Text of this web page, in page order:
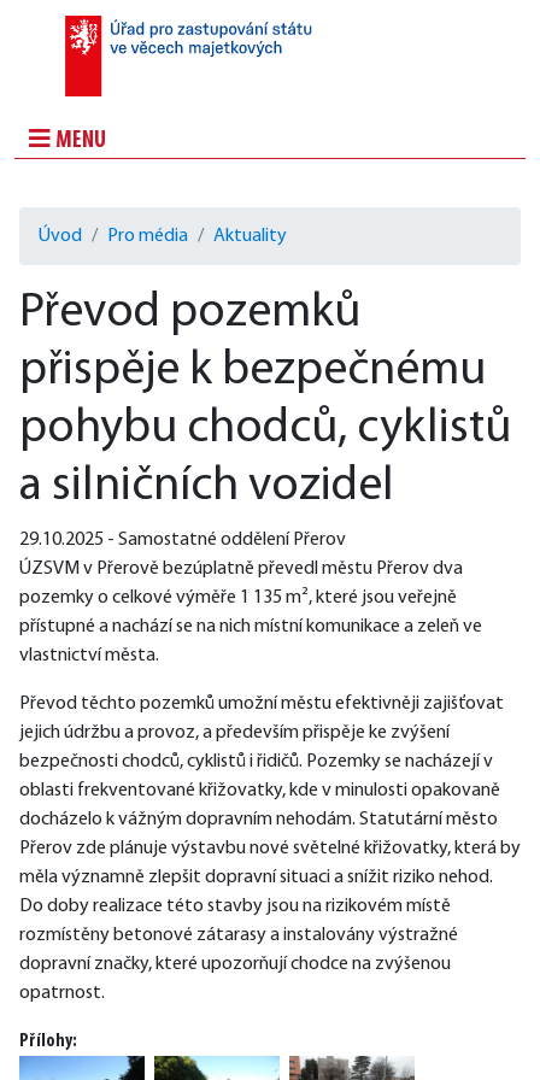
MENU
Úvod Pro média Aktuality
Převod pozemků
přispěje k bezpečnému
pohybu chodců, cyklistů
a silničních vozidel
29.10.2025 - Samostatné oddělení Přerov
ÚZSVM v Přerově bezúplatně převedl městu Přerov dva
pozemky o celkové výměře 1 135 m², které jsou veřejně
přístupné a nachází se na nich místní komunikace a zeleň ve
vlastnictví města.
Převod těchto pozemků umožní městu efektivněji zajišťovat
jejich údržbu a provoz, a především přispěje ke zvýšení
bezpečnosti chodců, cyklistů i řidičů. Pozemky se nacházejí v
oblasti frekventované křižovatky, kde v minulosti opakovaně
docházelo k vážným dopravním nehodám. Statutární město
Přerov zde plánuje výstavbu nové světelné křižovatky, která by
měla významně zlepšit dopravní situaci a snížit riziko nehod.
Do doby realizace této stavby jsou na rizikovém místě
rozmístěny betonové zátarasy a instalovány výstražné
dopravní značky, které upozorňují chodce na zvýšenou
opatrnost.
Přílohy: